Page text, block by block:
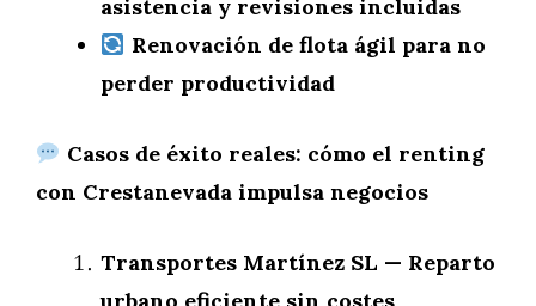
asistencia y revisiones incluidas
Renovación de flota ágil para no
perder productividad
Casos de éxito reales: cómo el renting
con Crestanevada impulsa negocios
Transportes Martínez SL — Reparto